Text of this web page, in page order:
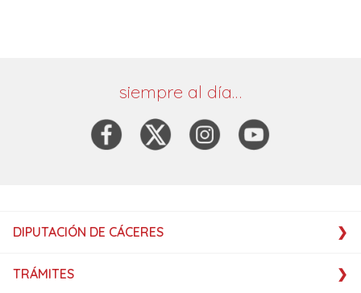
siempre al día…
DIPUTACIÓN DE CÁCERES
TRÁMITES